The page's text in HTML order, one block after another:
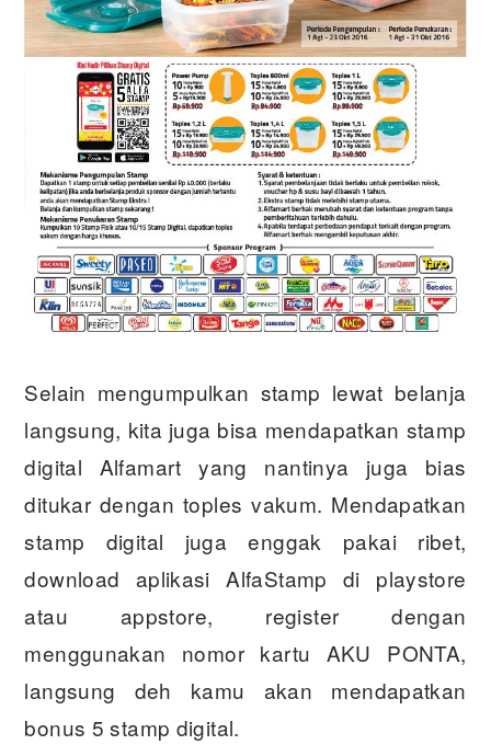
Selain mengumpulkan stamp lewat belanja
langsung, kita juga bisa mendapatkan stamp
digital Alfamart yang nantinya juga bias
ditukar dengan toples vakum. Mendapatkan
stamp digital juga enggak pakai ribet,
download aplikasi AlfaStamp di playstore
atau appstore, register dengan
menggunakan nomor kartu AKU PONTA,
langsung deh kamu akan mendapatkan
bonus 5 stamp digital.